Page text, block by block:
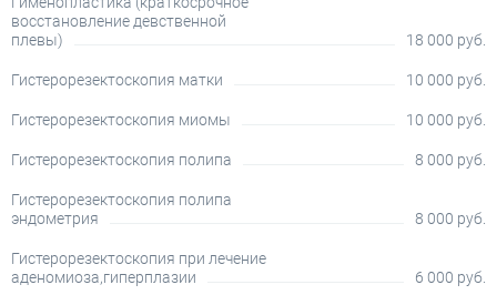
восстановление девственной
плевы)
18 000 руб.
Гистерорезектоскопия матки 10 000 руб.
Гистерорезектоскопия миомы 10 000 руб.
Гистерорезектоскопия полипа 8 000 руб.
Гистерорезектоскопия полипа
эндометрия
8 000 руб.
Гистерорезектоскопия при лечение
аденомиоза,гиперплазии
6 000 руб.